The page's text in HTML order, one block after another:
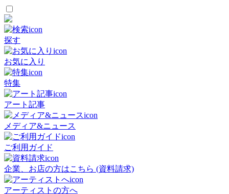
探す
お気に入り
特集
アート記事
メディア&ニュース
ご利用ガイド
企業、お店の方はこちら (資料請求)
アーティストの方へ